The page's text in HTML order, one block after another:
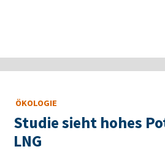
ÖKOLOGIE
Studie sieht hohes
LNG